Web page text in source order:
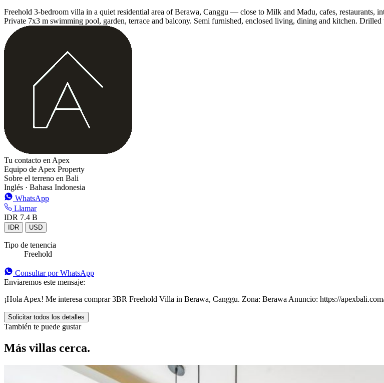
Freehold 3-bedroom villa in a quiet residential area of Berawa, Canggu — close to Milk and Madu, cafes, restaurants,
Private 7x3 m swimming pool, garden, terrace and balcony. Semi furnished, enclosed living, dining and kitchen.
Tu contacto en Apex
Equipo de Apex Property
Sobre el terreno en Bali
Inglés · Bahasa Indonesia
WhatsApp
Llamar
IDR 7.4 B
IDR USD
Tipo de tenencia
Freehold
Consultar por WhatsApp
Enviaremos este mensaje:
¡Hola Apex! Me interesa comprar 3BR Freehold Villa in Berawa, Canggu. Zona: Berawa Anuncio: https://
Solicitar todos los detalles
También te puede gustar
Más villas cerca.